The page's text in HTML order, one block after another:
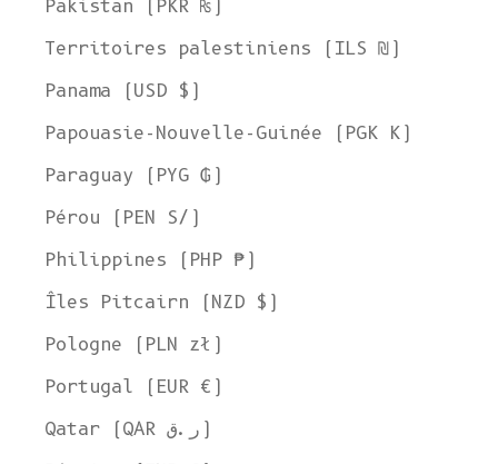
Pakistan (PKR ₨)
Territoires palestiniens (ILS ₪)
Panama (USD $)
Papouasie-Nouvelle-Guinée (PGK K)
Paraguay (PYG ₲)
Pérou (PEN S/)
Philippines (PHP ₱)
Îles Pitcairn (NZD $)
Pologne (PLN zł)
Portugal (EUR €)
Qatar (QAR ر.ق)
Dollar américain
VOIR LA COLLECTION